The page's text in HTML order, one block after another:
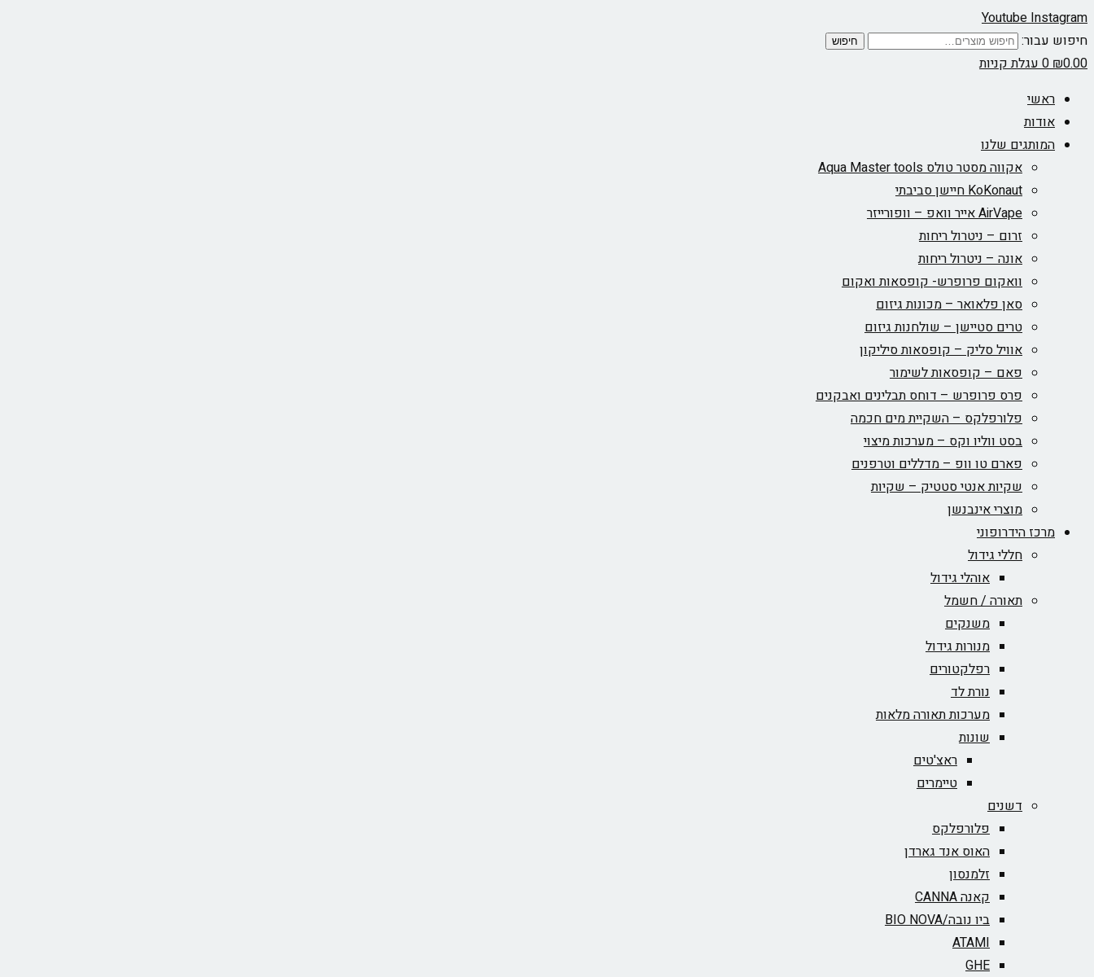
YoutubeInstagram
חיפוש עבור:
חיפוש
₪0.00
0עגלת קניות
ראשי
אודות
המותגים שלנו
אקווה מסטר טולס Aqua Master tools
KoKonaut חיישן סביבתי
AirVape אייר וואפ – וופורייזר
זרום – ניטרול ריחות
אונה – ניטרול ריחות
וואקום פרופרש- קופסאות ואקום
סאן פלאואר – מכונות גיזום
טרים סטיישן – שולחנות גיזום
אוויל סליק – קופסאות סיליקון
פאם – קופסאות לשימור
פרס פרופרש – דוחס תבלינים ואבקנים
פלורפלקס – השקיית מים חכמה
בסט ווליו וקס – מערכות מיצוי
פארם טו וופ – מדללים וטרפנים
שקיות אנטי סטטיק – שקיות
מוצרי אינבנשן
מרכז הידרופוני
חללי גידול
אוהלי גידול
תאורה / חשמל
משנקים
מנורות גידול
רפלקטורים
נורת לד
מערכות תאורה מלאות
שונות
ראצ'טים
טיימרים
דשנים
פלורפלקס
האוס אנד גארדן
זלמנסון
קאנה CANNA
ביו נובה/BIO NOVA‏
ATAMI
GHE